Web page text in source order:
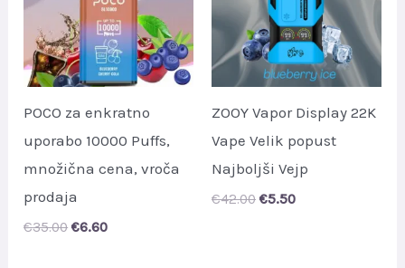
POCO za enkratno
uporabo 10000 Puffs,
množična cena, vroča
prodaja
€35.00 Original
€6.60Current
ZOOY Vapor Display 22K
Vape Velik popust
Najboljši Vejp
€42.00 Original
€5.50Current